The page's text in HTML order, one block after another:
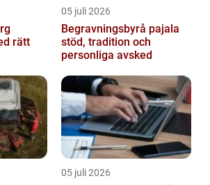
rätt
05 juli 2026
Begravningsbyrå pajala
stöd, tradition och
personliga avsked
05 juli 2026